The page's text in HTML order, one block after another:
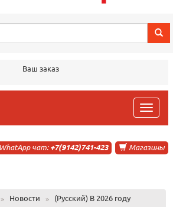
Ваш заказ
trk
Магазины
чат: +7(9142)741-423
» Новости »
(Русский) В 2026 году